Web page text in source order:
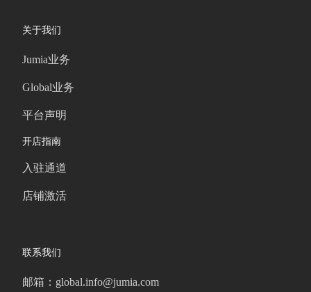
关于我们
Jumia业务
Global业务
平台声明
开店指南
入驻通道
店铺激活
联系我们
邮箱：global.info@jumia.com